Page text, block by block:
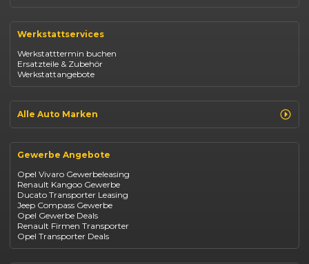
Opel Corsa
Fiat 500
Dacia Duster
Dacia Sandero
Jeep Compass
Suzuki Vitara
Suzuki Swift
Mazda CX-30
Werkstattservices
Werkstatttermin buchen
Ersatzteile & Zubehör
Werkstattangebote
Alle Auto Marken
Opel
Fiat
Jeep
Suzuki
BYD
Kia
Mazda
Citroën
Abarth
Fiat Professional
Gewerbe Angebote
Opel Vivaro Gewerbeleasing
Renault Kangoo Gewerbe
Ducato Transporter Leasing
Jeep Compass Gewerbe
Opel Gewerbe Deals
Renault Firmen Transporter
Opel Transporter Deals